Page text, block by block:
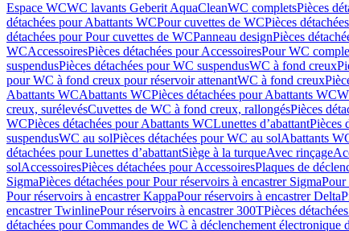
Espace WCWC lavants Geberit AquaCleanWC completsPièces
détachées pour Abattants WCPour cuvettes de WCPièces
détachées pour Pour cuvettes de WCPanneau designPièces
WCAccessoiresPièces détachées pour AccessoiresPour WC
suspendusPièces détachées pour WC suspendusWC à fond creux
pour WC à fond creux pour réservoir attenantWC à fond creux
Abattants WCAbattants WCPièces détachées pour Abattants WC
creux, surélevésCuvettes de WC à fond creux, rallongésPièces
WCPièces détachées pour Abattants WCLunettes d’abattantPièces
suspendusWC au solPièces détachées pour WC au solAbattants
détachées pour Lunettes d’abattantSiège à la turqueAvec rinçage
solAccessoiresPièces détachées pour AccessoiresPlaques de
SigmaPièces détachées pour Pour réservoirs à encastrer SigmaPour
Pour réservoirs à encastrer KappaPour réservoirs à encastrer Delta
encastrer TwinlinePour réservoirs à encastrer 300TPièces
détachées pour Commandes de WC à déclenchement électronique